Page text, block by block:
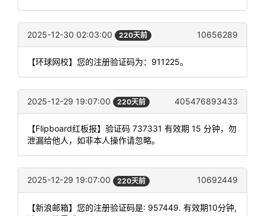
2025-12-30 02:03:00 220天前 10656289
【环球网校】您的注册验证码为：911225。
2025-12-29 19:07:00 220天前 405476893433
【Flipboard红板报】验证码 737331 有效期 15 分钟，勿
泄漏给他人，如非本人操作请忽略。
2025-12-29 19:07:00 220天前 10692449
【新浪邮箱】您的注册验证码是: 957449. 有效期10分钟,